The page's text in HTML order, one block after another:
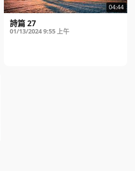
04:44
詩篇 27
01/13/2024 9:55 上午